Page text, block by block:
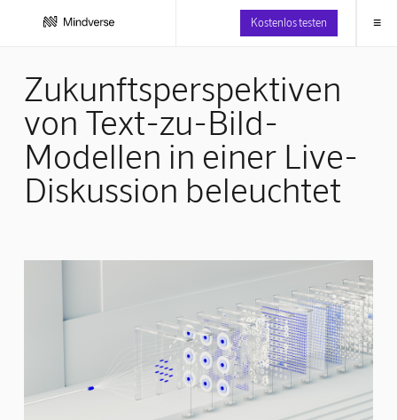
Kostenlos testen ≡
Zukunftsperspektiven
von Text-zu-Bild-
Modellen in einer Live-
Diskussion beleuchtet